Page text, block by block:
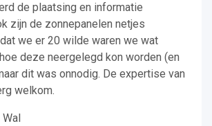
de plaatsing en informatie
zijn de zonnepanelen netjes
we er 20 wilde waren we wat
deze neergelegd kon worden (en
dit was onnodig. De expertise van
welkom.